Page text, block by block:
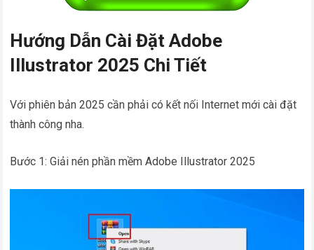
Hướng Dẫn Cài Đặt Adobe
Illustrator 2025 Chi Tiết
Với phiên bản 2025 cần phải có kết nối Internet mới cài đặt
thành công nha.
Bước 1: Giải nén phần mềm Adobe Illustrator 2025